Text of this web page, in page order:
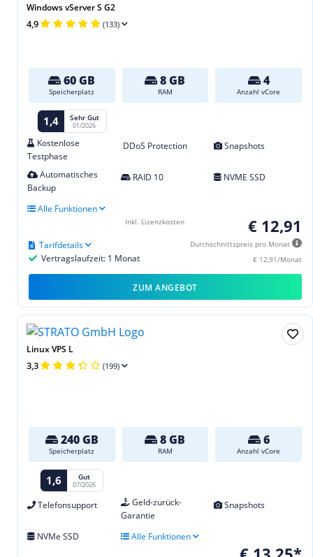
Windows vServer S G2
4,9 (133)
60 GB
Speicherplatz
8 GB
RAM
4
Anzahl vCore
1,4 Sehr Gut
01/2026
Kostenlose
Testphase
DDoS Protection Snapshots
Automatisches
Backup
RAID 10 NVME SSD
Alle Funktionen
€ 12,91
Durchschnittspreis pro Monat
€ 12,91/Monat
Vertragslaufzeit: 1 Monat
Tarifdetails
Inkl. Lizenzkosten
ZUM ANGEBOT
Linux VPS L
3,3 (199)
240 GB
Speicherplatz
8 GB
RAM
6
Anzahl vCore
1,6 Gut
07/2026
Telefonsupport
Geld-zurück-
Garantie
Snapshots
NVMe SSD Alle Funktionen